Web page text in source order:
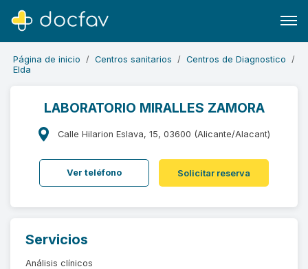
Página de inicio Centros sanitarios
Centros de Diagnostico
Elda
LABORATORIO MIRALLES ZAMORA
Calle Hilarion Eslava, 15, 03600 (Alicante/Alacant)
Ver teléfono Solicitar reserva
Servicios
Análisis clínicos